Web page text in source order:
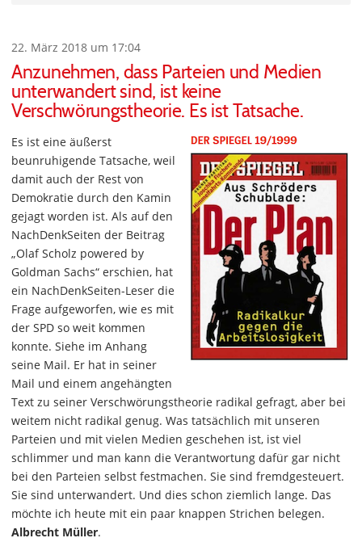
22. März 2018 um 17:04
Anzunehmen, dass Parteien und Medien
unterwandert sind, ist keine
Verschwörungstheorie. Es ist Tatsache.
Es ist eine äußerst
beunruhigende Tatsache, weil
damit auch der Rest von
Demokratie durch den Kamin
gejagt worden ist. Als auf den
NachDenkSeiten der Beitrag
„Olaf Scholz powered by
Goldman Sachs“ erschien, hat
ein NachDenkSeiten-Leser die
Frage aufgeworfen, wie es mit
der SPD so weit kommen
konnte. Siehe im Anhang
seine Mail. Er hat in seiner
Mail und einem angehängten
Text zu seiner Verschwörungstheorie radikal gefragt, aber bei
weitem nicht radikal genug. Was tatsächlich mit unseren
Parteien und mit vielen Medien geschehen ist, ist viel
schlimmer und man kann die Verantwortung dafür gar nicht
bei den Parteien selbst festmachen. Sie sind fremdgesteuert.
Sie sind unterwandert. Und dies schon ziemlich lange. Das
möchte ich heute mit ein paar knappen Strichen belegen.
Albrecht Müller.